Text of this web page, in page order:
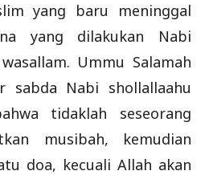
yang baru meninggal
yang dilakukan Nabi
Ummu Salamah
sabda Nabi shollallaahu
tidaklah seseorang
musibah, kemudian
doa, kecuali Allah akan